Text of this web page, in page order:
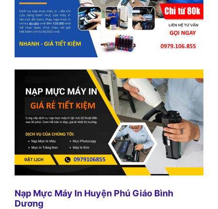
Nạp Mực Máy In Huyện Phú Giáo Bình
Dương